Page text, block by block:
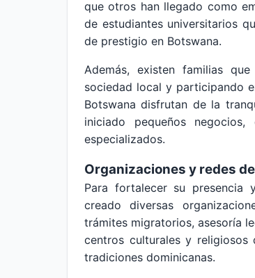
que otros han llegado como
de estudiantes universitarios
de prestigio en Botswana.
Además, existen familias
sociedad local y participando
Botswana disfrutan de la
iniciado pequeños
especializados.
Organizaciones y redes
Para fortalecer su presencia
creado diversas
trámites migratorios, asesoría
centros culturales y
tradiciones dominicanas.